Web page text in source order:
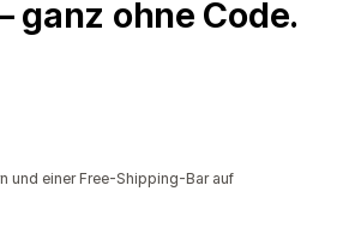
ganz ohne Code.
und einer Free-Shipping-Bar auf